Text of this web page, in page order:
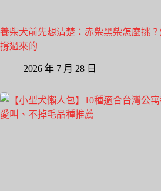
養柴犬前先想清楚：赤柴黑柴怎麼挑
撐過來的
2026 年 7 月 28 日